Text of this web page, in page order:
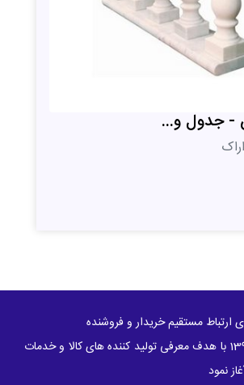
- جدول و...
ارتباط مستقیم خریدار و فروشنده
ساختمانیکا در سال 1398 با هدف معرفی تولید کننده های کالا و خدمات
نمود